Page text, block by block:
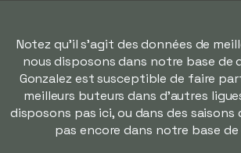
Notez qu'il s'agit des données de
nous disposons dans notre base de
Gonzalez est susceptible de faire
meilleurs buteurs dans d'autres
disposons pas ici, ou dans des saisons
pas encore dans notre base